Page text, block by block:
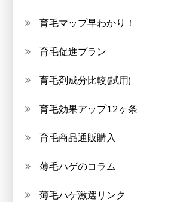
育毛マップ早わかり！
育毛促進プラン
育毛剤成分比較(試用)
育毛効果アップ12ヶ条
育毛商品通販購入
薄毛ハゲのコラム
薄毛ハゲ激選リンク